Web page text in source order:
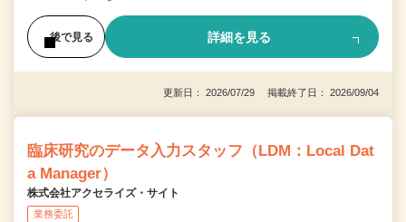
後で見る 詳細を見る
更新日： 2026/07/29 掲載終了日： 2026/09/04
臨床研究のデータ入力スタッフ（LDM：Local Dat
a Manager）
株式会社アクセライズ・サイト
業務委託